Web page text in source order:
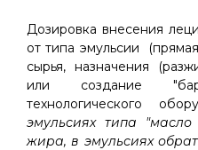
Дозировка внесения
от типа эмульсии
сырья, назначения
или создание
технологического
эмульсиях типа
жира, в эмульсиях